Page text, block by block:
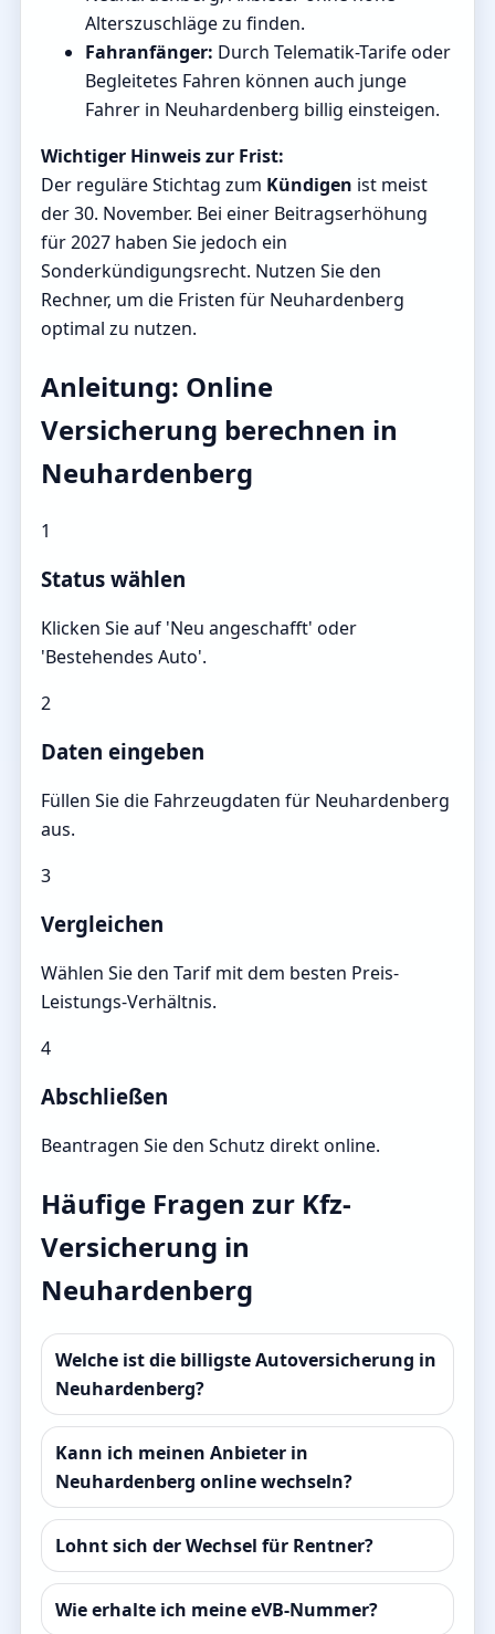
Alterszuschläge zu finden.
Fahranfänger: Durch Telematik-Tarife oder
Begleitetes Fahren können auch junge
Fahrer in Neuhardenberg billig einsteigen.
Wichtiger Hinweis zur Frist:
Der reguläre Stichtag zum Kündigen ist meist
der 30. November. Bei einer Beitragserhöhung
für 2027 haben Sie jedoch ein
Sonderkündigungsrecht. Nutzen Sie den
Rechner, um die Fristen für Neuhardenberg
optimal zu nutzen.
Anleitung: Online
Versicherung berechnen in
Neuhardenberg
1
Status wählen
Klicken Sie auf 'Neu angeschafft' oder
'Bestehendes Auto'.
2
Daten eingeben
Füllen Sie die Fahrzeugdaten für Neuhardenberg
aus.
3
Vergleichen
Wählen Sie den Tarif mit dem besten Preis-
Leistungs-Verhältnis.
4
Abschließen
Beantragen Sie den Schutz direkt online.
Häufige Fragen zur Kfz-
Versicherung in
Neuhardenberg
Welche ist die billigste Autoversicherung in
Neuhardenberg?
Kann ich meinen Anbieter in
Neuhardenberg online wechseln?
Lohnt sich der Wechsel für Rentner?
Wie erhalte ich meine eVB-Nummer?